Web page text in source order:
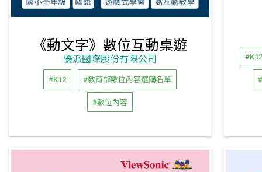
《動文字》數位互動桌遊
優派國際股份有限公司
#K12 #教育部數位內容選購名單
#數位內容